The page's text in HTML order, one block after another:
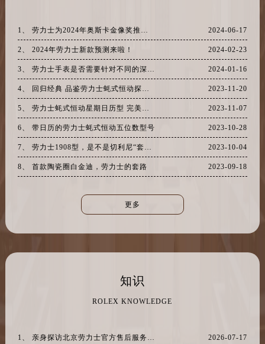
云南省昆明市盘龙区北京路928号同德昆明广场写字楼10层06室劳力士售后服务中心（需提前预约）
河北省石家庄市长安区中山东路39号勒泰中心写字楼B座13层07室劳力士售后服务中心（需提前预约）
陕西省西安市碑林区南关正街88号华侨城长安国际中心E座6楼10室劳力士售后服务中心（需提前预约）
海南省海口市龙华区金贸东路5号海口华润大厦B座17层1707室劳力士售后服务中心（需提前预约）
河北省唐山市路南区新华东道100号万达广场写字楼A座10层1002室劳力士售后服务中心（需提前预约）
台州市椒江区东海大道1800号腾达中心东1幢20楼2002室劳力士售后服务中心（需提前预约）
兰州市七里河区西津西路16号兰州中心写字楼21层2102室劳力士售后服务中心（需提前预约）
重庆市解放碑渝中区民权路28号英利国际金融中心写字楼20层01室劳力士售后服务中心（需提前预约）
2024-06-17
2、 2024年劳力士新款预测来啦！ 2024-02-23
2024-01-16
2023-11-20
2023-11-07
6、 带日历的劳力士蚝式恒动五位数型号 2023-10-28
2023-10-04
8、 首款陶瓷圈白金迪，劳力士的套路 2023-09-18
更多
知识
ROLEX KNOWLEDGE
2026-07-17